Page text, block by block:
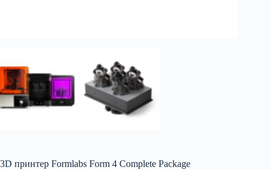
3D принтер Formlabs Form 4 Complete Package